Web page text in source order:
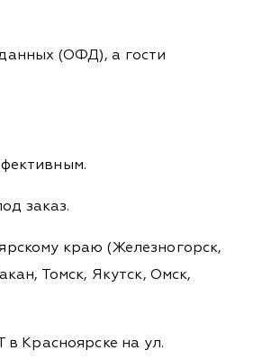
(ОФД), а гости
заказ.
краю (Железногорск,
Томск, Якутск, Омск,
Красноярске на ул.